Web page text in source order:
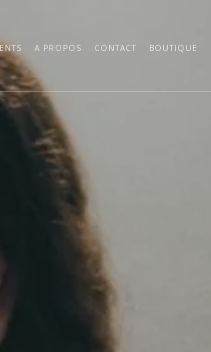
A PROPOS CONTACT BOUTIQUE